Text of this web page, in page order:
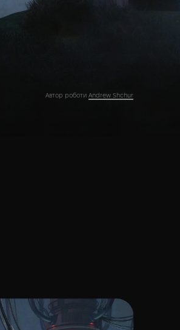
Автор роботи Andrew Shchur